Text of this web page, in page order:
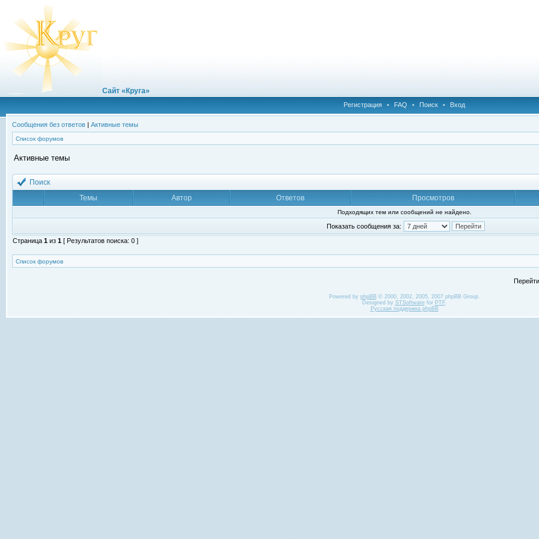
Сайт «Круга»
Регистрация • FAQ • Поиск • Вход
Сообщения без ответов | Активные темы
Список форумов
Активные темы
Поиск
Темы
Автор Ответов Просмотров
Подходящих тем или сообщений не найдено.
Показать сообщения за:
Страница 1 из 1 [ Результатов поиска: 0 ]
Список форумов
Powered by phpBB© 2000, 2002, 2005, 2007 phpBB Group.
Designed by STSoftwarefor PTF.
Русская поддержка phpBB